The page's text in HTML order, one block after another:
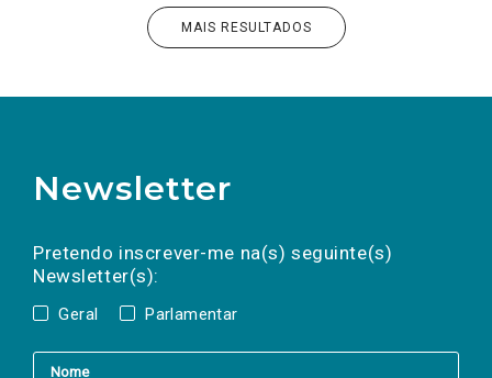
MAIS RESULTADOS
Newsletter
Pretendo inscrever-me na(s) seguinte(s)
Newsletter(s):
Geral Parlamentar
a(s) newsletter(s).
mail